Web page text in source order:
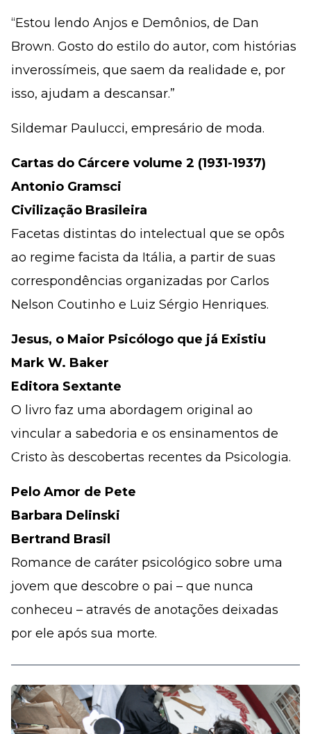
“Estou lendo Anjos e Demônios, de Dan
Brown. Gosto do estilo do autor, com histórias
inverossímeis, que saem da realidade e, por
isso, ajudam a descansar.”
Sildemar Paulucci, empresário de moda.
Cartas do Cárcere volume 2 (1931-1937)
Antonio Gramsci
Civilização Brasileira
Facetas distintas do intelectual que se opôs
ao regime facista da Itália, a partir de suas
correspondências organizadas por Carlos
Nelson Coutinho e Luiz Sérgio Henriques.
Jesus, o Maior Psicólogo que já Existiu
Mark W. Baker
Editora Sextante
O livro faz uma abordagem original ao
vincular a sabedoria e os ensinamentos de
Cristo às descobertas recentes da Psicologia.
Pelo Amor de Pete
Barbara Delinski
Bertrand Brasil
Romance de caráter psicológico sobre uma
jovem que descobre o pai – que nunca
conheceu – através de anotações deixadas
por ele após sua morte.